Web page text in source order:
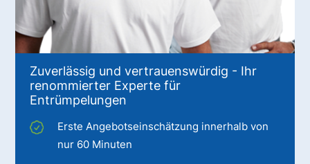
Zuverlässig und vertrauenswürdig - Ihr
renommierter Experte für
Entrümpelungen
Erste Angebotseinschätzung innerhalb von
nur 60 Minuten